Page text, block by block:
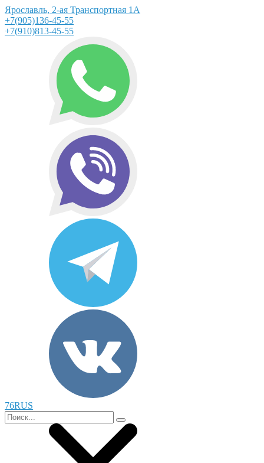
Ярославль, 2-ая Транспортная 1А
+7(905)136-45-55
+7(910)813-45-55
76RUS